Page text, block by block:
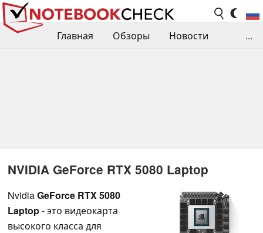
Главная Обзоры
Новости
...
NVIDIA GeForce RTX 5080 Laptop
NvidiaGeForce RTX 5080
Laptop- это видеокарта
высокого класса для